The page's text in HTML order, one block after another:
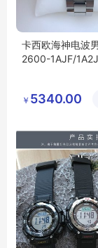
卡西欧海神电波
2600-1AJF/
￥ 5340.00